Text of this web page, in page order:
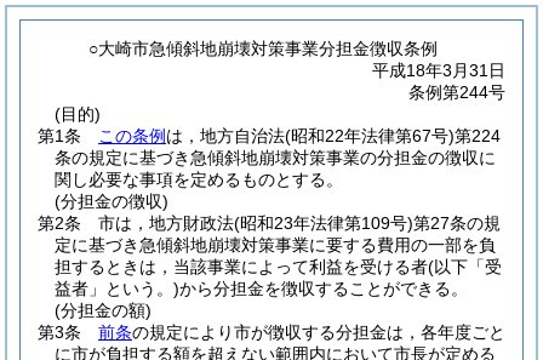
○大崎市急傾斜地崩壊対策事業分担金徴収条例
平成18年3月31日
条例第244号
(目的)
第1条
この条例 は，地方自治法(昭和22年法律第67号)第224
条の規定に基づき急傾斜地崩壊対策事業の分担金の徴収に
関し必要な事項を定めるものとする。
(分担金の徴収)
第2条
市は，地方財政法(昭和23年法律第109号)第27条の規
定に基づき急傾斜地崩壊対策事業に要する費用の一部を負
担するときは，当該事業によって利益を受ける者(以下「受
益者」という。)から分担金を徴収することができる。
(分担金の額)
第3条
前条の規定により市が徴収する分担金は，各年度ごと
に市が負担する額を超えない範囲内において市長が定める